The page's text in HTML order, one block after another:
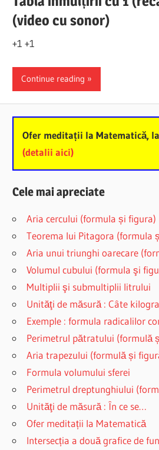
(video cu sonor)
+1 +1
Continue reading
Ofer meditații la Matematică,
(detalii aici)
Cele mai apreciate
Aria cercului (formula și figura)
Teorema lui Pitagora (formula
Aria unui triunghi oarecare
Volumul cubului (formula şi
Multiplii şi submultiplii litrului
Unităţi de măsură : Câte
Exemple : formula radicalilor
Perimetrul pătratului (formulă
Aria trapezului (formulă și
Formula volumului sferei
Perimetrul dreptunghiului
Unităţi de măsură : În ce se…
Ofer meditații la Matematică
Intersecția a două grafice de